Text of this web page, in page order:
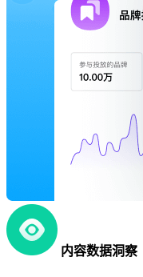
内容数据洞察